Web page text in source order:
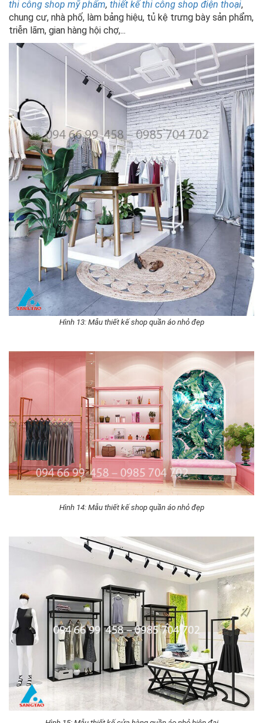
thi công shop mỹ phẩm, thiết kế thi công shop điện thoại,
chung cư, nhà phố, làm bảng hiệu, tủ kệ trưng bày sản phẩm,
triễn lãm, gian hàng hội chợ,...
Hình 13: Mẫu thiết kế shop quần áo nhỏ đẹp
Hình 14: Mẫu thiết kế shop quần áo nhỏ đẹp